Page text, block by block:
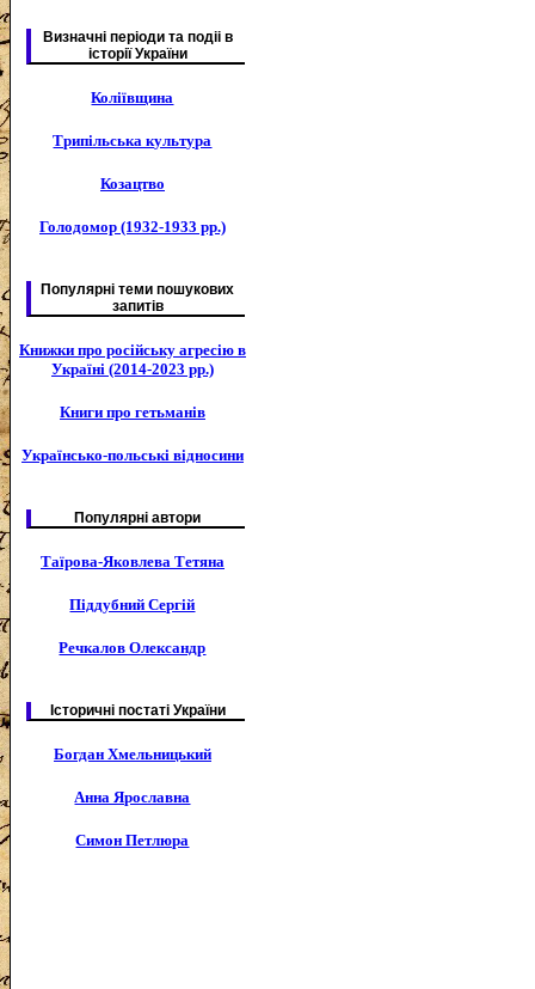
Визначні періоди та подіі в
історії України
Коліївщина
Трипільська культура
Козацтво
Голодомор (1932-1933 рр.)
Популярні теми пошукових
запитів
Книжки про російську агресію в
Україні (2014-2023 рр.)
Книги про гетьманів
Українсько-польські відносини
Популярні автори
Таїрова-Яковлева Тетяна
Піддубний Сергій
Речкалов Олександр
Історичні постаті України
Богдан Хмельницький
Анна Ярославна
Симон Петлюра